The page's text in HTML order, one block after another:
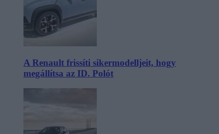
A Renault frissíti sikermodelljeit, hogy
megállítsa az ID. Polót